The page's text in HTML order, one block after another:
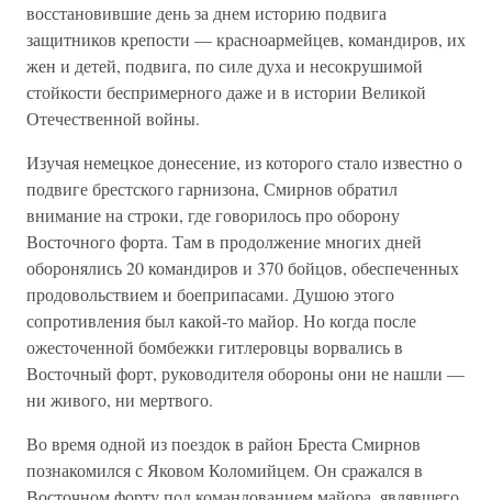
восстановившие день за днем историю подвига
защитников крепости — красноармейцев, командиров, их
жен и детей, подвига, по силе духа и несокрушимой
стойкости беспримерного даже и в истории Великой
Отечественной войны.
Изучая немецкое донесение, из которого стало известно о
подвиге брестского гарнизона, Смирнов обратил
внимание на строки, где говорилось про оборону
Восточного форта. Там в продолжение многих дней
оборонялись 20 командиров и 370 бойцов, обеспеченных
продовольствием и боеприпасами. Душою этого
сопротивления был какой-то майор. Но когда после
ожесточенной бомбежки гитлеровцы ворвались в
Восточный форт, руководителя обороны они не нашли —
ни живого, ни мертвого.
Во время одной из поездок в район Бреста Смирнов
познакомился с Яковом Коломийцем. Он сражался в